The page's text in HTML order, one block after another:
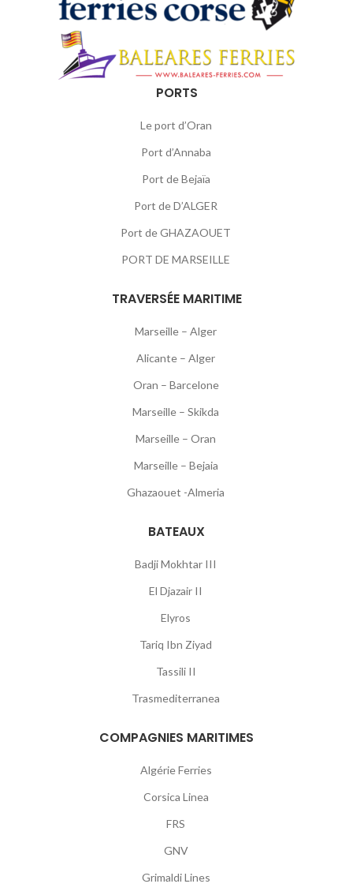
PORTS
Le port d’Oran
Port d’Annaba
Port de Bejaïa
Port de D’ALGER
Port de GHAZAOUET
PORT DE MARSEILLE
TRAVERSÉE MARITIME
Marseille – Alger
Alicante – Alger
Oran – Barcelone
Marseille – Skikda
Marseille – Oran
Marseille – Bejaia
Ghazaouet -Almeria
BATEAUX
Badji Mokhtar III
El Djazair II
Elyros
Tariq Ibn Ziyad
Tassili II
Trasmediterranea
COMPAGNIES MARITIMES
Algérie Ferries
Corsica Linea
FRS
GNV
Grimaldi Lines